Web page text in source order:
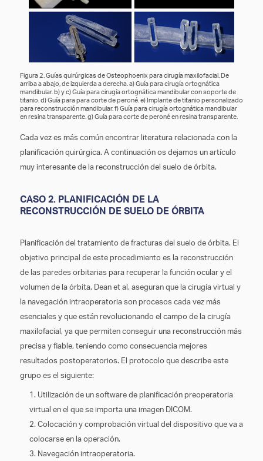
Figura 2. Guías quirúrgicas de Osteophoenix para cirugía maxilofacial. De
arriba a abajo, de izquierda a derecha. a) Guía para cirugía ortognática
mandibular. b) y c) Guía para cirugía ortognática mandibular con soporte de
titanio. d) Guía para para corte de peroné. e) Implante de titanio personalizado
para reconstrucción mandibular. f) Guía para cirugía ortognática mandibular
en resina transparente. g) Guía para corte de peroné en resina transparente.
Cada vez es más común encontrar literatura relacionada con la
planificación quirúrgica. A continuación os dejamos un artículo
muy interesante de la reconstrucción del suelo de órbita.
CASO 2. PLANIFICACIÓN DE LA
RECONSTRUCCIÓN DE SUELO DE ÓRBITA
Planificación del tratamiento de fracturas del suelo de órbita. El
objetivo principal de este procedimiento es la reconstrucción
de las paredes orbitarias para recuperar la función ocular y el
volumen de la órbita. Dean et al. aseguran que la cirugía virtual y
la navegación intraoperatoria son procesos cada vez más
esenciales y que están revolucionando el campo de la cirugía
maxilofacial, ya que permiten conseguir una reconstrucción más
precisa y fiable, teniendo como consecuencia mejores
resultados postoperatorios. El protocolo que describe este
grupo es el siguiente:
Utilización de un software de planificación preoperatoria
virtual en el que se importa una imagen DICOM.
Colocación y comprobación virtual del dispositivo que va a
colocarse en la operación.
Navegación intraoperatoria.